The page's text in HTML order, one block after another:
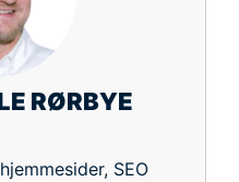
RØRBYE
SEO